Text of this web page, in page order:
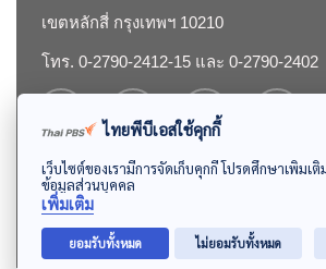
เขตหลักสี่ กรุงเทพฯ 10210
โทร. 0-2790-2412-15 และ 0-2790-2402
©2024 องค์การกระจายเสียงและแพร่ภาพสาธาร
ไทยพีบีเอสใช้คุกกี้
เว็บไซต์ของเรามีการจัดเก็บคุกกี้ โปรดศึกษาเพิ่มเ
ข้อมูลส่วนบุคคล
เพิ่มเติม
ยอมรับทั้งหมด ไม่ยอมรับทั้งหมด